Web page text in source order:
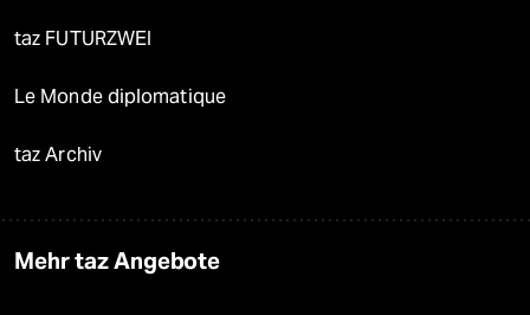
taz FUTURZWEI
Le Monde diplomatique
taz Archiv
Mehr taz Angebote